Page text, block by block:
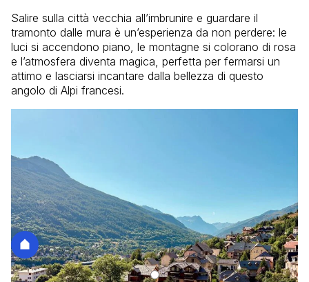
Salire sulla città vecchia all’imbrunire e guardare il
tramonto dalle mura è un’esperienza da non perdere: le
luci si accendono piano, le montagne si colorano di rosa
e l’atmosfera diventa magica, perfetta per fermarsi un
attimo e lasciarsi incantare dalla bellezza di questo
angolo di Alpi francesi.